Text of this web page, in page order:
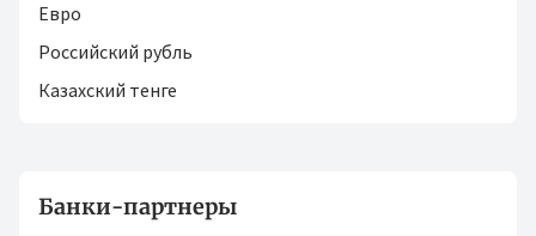
Евро
Российский рубль
Казахский тенге
Банки-партнеры